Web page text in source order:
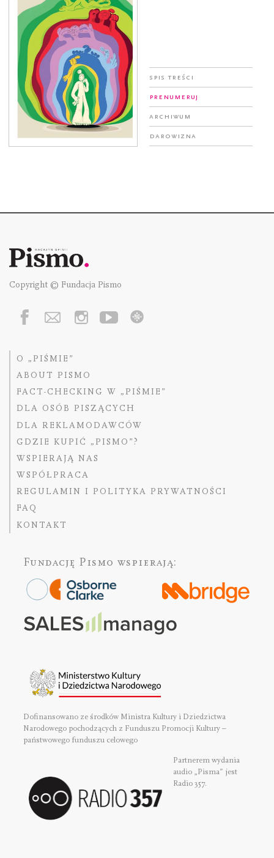
Spis treści
Prenumeruj
Archiwum
Darowizna
Copyright © Fundacja Pismo
O „PIŚMIE”
ABOUT PISMO
FACT-CHECKING W „PIŚMIE”
DLA OSÓB PISZĄCYCH
DLA REKLAMODAWCÓW
GDZIE KUPIĆ „PISMO”?
WSPIERAJĄ NAS
WSPÓŁPRACA
REGULAMIN I POLITYKA PRYWATNOŚCI
FAQ
KONTAKT
Fundację Pismo wspierają:
Dofinansowano ze środków Ministra Kultury i Dziedzictwa
Narodowego pochodzących z Funduszu Promocji Kultury –
państwowego funduszu celowego
Partnerem wydania
audio „Pisma” jest
Radio 357.